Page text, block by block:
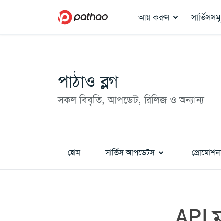
আয় করুন
পাঠাও ব্লগ
সকল বিবৃতি, আপডেট, রিলিজ ও অন্যান্য
হোম সার্ভিস আপডেটস